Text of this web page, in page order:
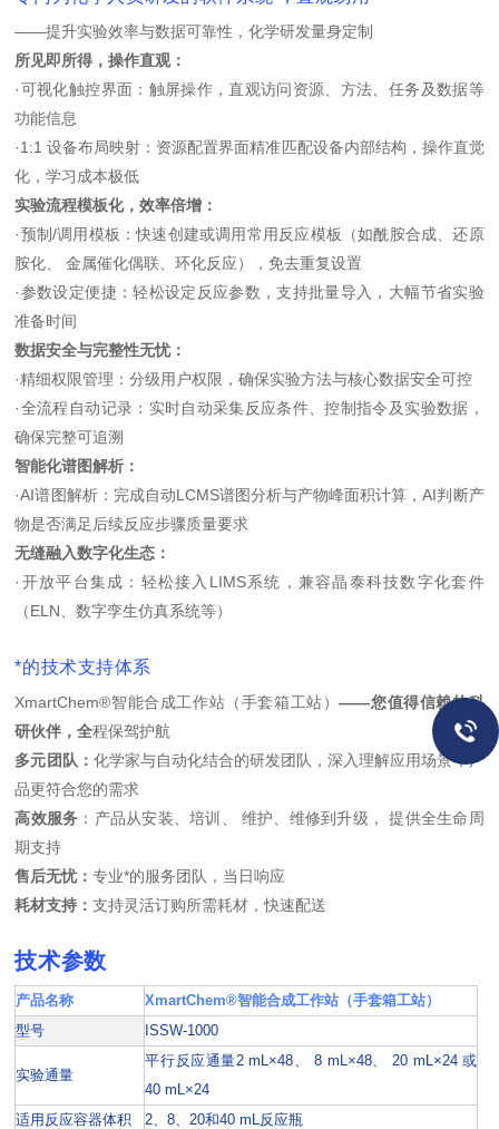
——提升实验效率与数据可靠性，化学研发量身定制
所见即所得，操作直观：
·可视化触控界面：触屏操作，直观访问资源、方法、任务及数据等
功能信息
·1:1 设备布局映射：资源配置界面精准匹配设备内部结构，操作直觉
化，学习成本极低
实验流程模板化，效率倍增：
·预制/调用模板：快速创建或调用常用反应模板（如酰胺合成、还原
胺化、 金属催化偶联、环化反应），免去重复设置
·参数设定便捷：轻松设定反应参数，支持批量导入，大幅节省实验
准备时间
数据安全与完整性无忧：
·精细权限管理：分级用户权限，确保实验方法与核心数据安全可控
·全流程自动记录：实时自动采集反应条件、控制指令及实验数据，
确保完整可追溯
智能化谱图解析：
·AI谱图解析：完成自动LCMS谱图分析与产物峰面积计算，AI判断产
物是否满足后续反应步骤质量要求
无缝融入数字化生态：
· 开放平台集成：轻松接入LIMS系统，兼容晶泰科技数字化套件
（ELN、数字孪生仿真系统等）
*的技术支持体系
XmartChem®智能合成工作站（手套箱工站）——您值得信赖的科
研伙伴，全程保驾护航
多元团队： 化学家与自动化结合的研发团队，深入理解应用场景，产
品更符合您的需求
高效服务 ：产品从安装、培训、 维护、维修到升级， 提供全生命周
期支持
售后无忧：专业*的服务团队，当日响应
耗材支持：支持灵活订购所需耗材，快速配送
技术参数
产品名称
XmartChem®智能合成工作站（手套箱工站）
型号
ISSW-1000
实验通量
平行反应通量2 mL×48、 8 mL×48、 20 mL×24 或
40 mL×24
适用反应容器体积
2、8、20和40 mL反应瓶